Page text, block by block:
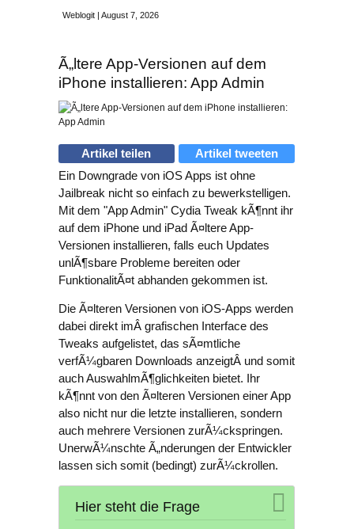
Weblogit | August 7, 2026
Ã„ltere App-Versionen auf dem
iPhone installieren: App Admin
Artikel teilen
Artikel tweeten
Ein Downgrade von iOS Apps ist ohne
Jailbreak nicht so einfach zu bewerkstelligen.
Mit dem "App Admin" Cydia Tweak kÃ¶nnt ihr
auf dem iPhone und iPad Ã¤ltere App-
Versionen installieren, falls euch Updates
unlÃ¶sbare Probleme bereiten oder
FunktionalitÃ¤t abhanden gekommen ist.
Die Ã¤lteren Versionen von iOS-Apps werden
dabei direkt imÂ grafischen Interface des
Tweaks aufgelistet, das sÃ¤mtliche
verfÃ¼gbaren Downloads anzeigtÂ und somit
auch AuswahlmÃ¶glichkeiten bietet. Ihr
kÃ¶nnt von den Ã¤lteren Versionen einer App
also nicht nur die letzte installieren, sondern
auch mehrere Versionen zurÃ¼ckspringen.
UnerwÃ¼nschte Ã„nderungen der Entwickler
lassen sich somit (bedingt) zurÃ¼ckrollen.
Hier steht die Frage